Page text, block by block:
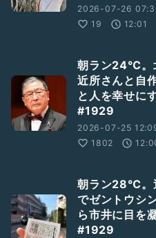
2026-07-26
19
12:01
朝ラン24℃。
近所さんと自
と人を幸せに
#1929
2026-07-25
1802
朝ラン28℃。
でゼントウシ
ら市井に目を
#1929